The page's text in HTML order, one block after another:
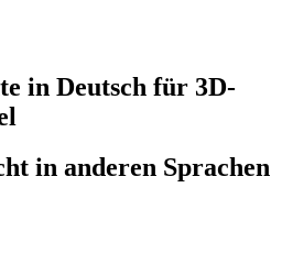
in Deutsch für 3D-
in anderen Sprachen